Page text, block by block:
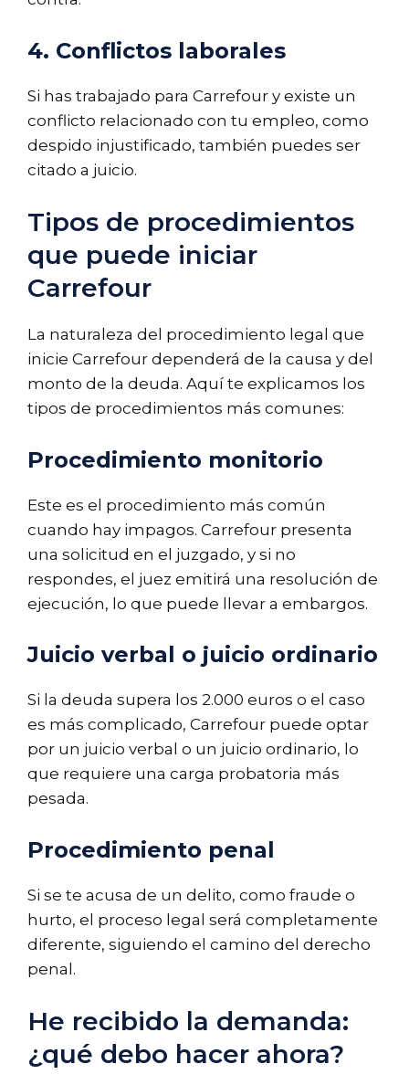
4. Conflictos laborales
Si has trabajado para Carrefour y existe un
conflicto relacionado con tu empleo, como
despido injustificado, también puedes ser
citado a juicio.
Tipos de procedimientos
que puede iniciar
Carrefour
La naturaleza del procedimiento legal que
inicie Carrefour dependerá de la causa y del
monto de la deuda. Aquí te explicamos los
tipos de procedimientos más comunes:
Procedimiento monitorio
Este es el procedimiento más común
cuando hay impagos. Carrefour presenta
una solicitud en el juzgado, y si no
respondes, el juez emitirá una resolución de
ejecución, lo que puede llevar a embargos.
Juicio verbal o juicio ordinario
Si la deuda supera los 2.000 euros o el caso
es más complicado, Carrefour puede optar
por un juicio verbal o un juicio ordinario, lo
que requiere una carga probatoria más
pesada.
Procedimiento penal
Si se te acusa de un delito, como fraude o
hurto, el proceso legal será completamente
diferente, siguiendo el camino del derecho
penal.
He recibido la demanda:
¿qué debo hacer ahora?